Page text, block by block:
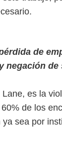
de
negación de
es la
de los
sea por